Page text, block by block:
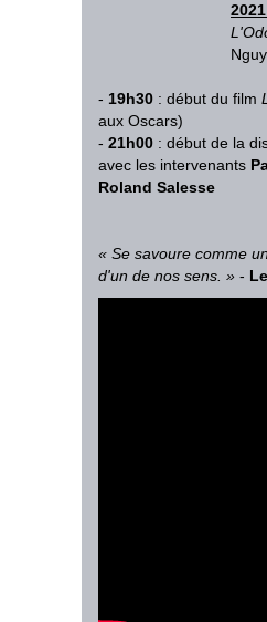
2021
- 19h30 : début du film
aux Oscars)
- 21h00 : début de la
avec les intervenants
Roland Salesse
« Se savoure comme
d'un de nos sens. » -